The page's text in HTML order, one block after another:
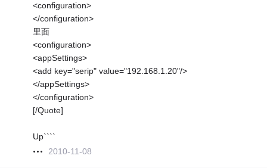
<configuration>
</configuration>
里面
<configuration>
<appSettings>
<add key="serip" value="192.168.1.20"/>
</appSettings>
</configuration>
[/Quote]
Up````
2010-11-08